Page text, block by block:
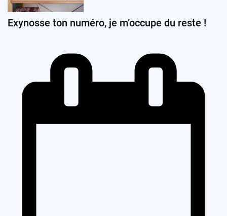
Exynosse ton numéro, je m’occupe du reste !